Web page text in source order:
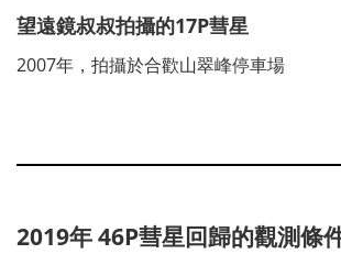
望遠鏡叔叔拍攝的17P彗星
2007年，拍攝於合歡山翠峰停車場
2019年 46P彗星回歸的觀測條